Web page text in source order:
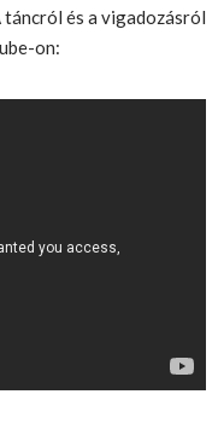
és a vigadozásról
on: